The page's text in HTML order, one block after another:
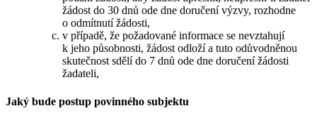
žádost do 30 dnů ode dne doručení výzvy, rozhodne
o odmítnutí žádosti,
v případě, že požadované informace se nevztahují
k jeho působnosti, žádost odloží a tuto odůvodněnou
skutečnost sdělí do 7 dnů ode dne doručení žádosti
žadateli,
Jaký bude postup povinného subjektu